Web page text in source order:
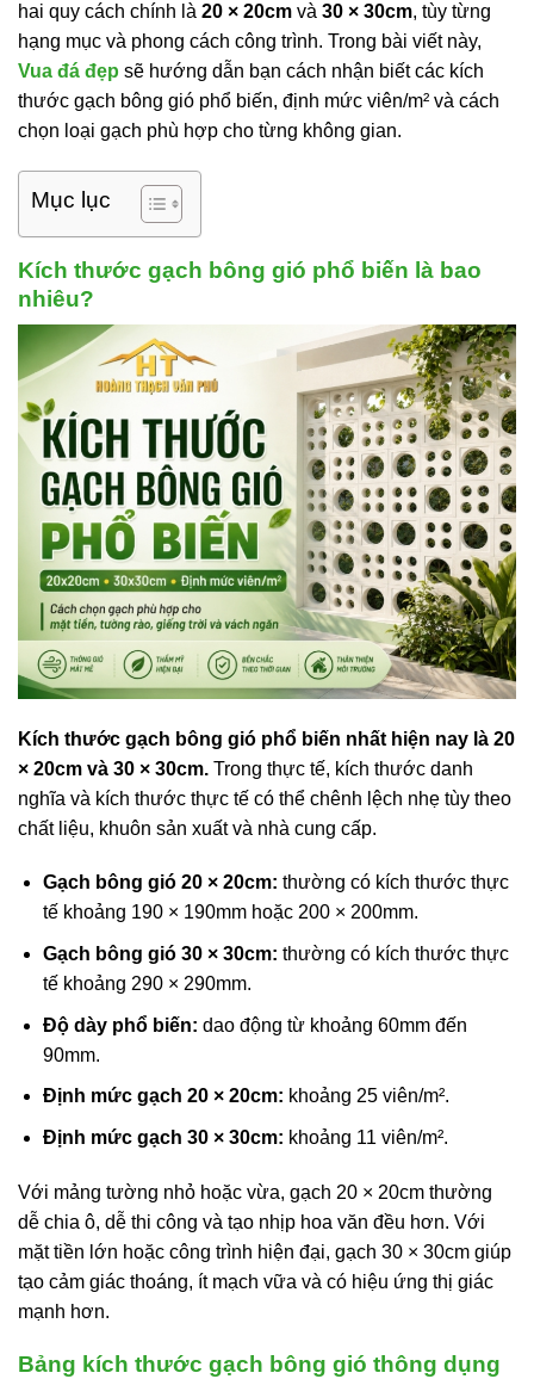
hai quy cách chính là 20 × 20cm và 30 × 30cm, tùy từng
hạng mục và phong cách công trình. Trong bài viết này,
Vua đá đẹp sẽ hướng dẫn bạn cách nhận biết các kích
thước gạch bông gió phổ biến, định mức viên/m² và cách
chọn loại gạch phù hợp cho từng không gian.
Mục lục
Kích thước gạch bông gió phổ biến là bao
nhiêu?
Kích thước gạch bông gió phổ biến nhất hiện nay là 20
× 20cm và 30 × 30cm. Trong thực tế, kích thước danh
nghĩa và kích thước thực tế có thể chênh lệch nhẹ tùy theo
chất liệu, khuôn sản xuất và nhà cung cấp.
Gạch bông gió 20 × 20cm: thường có kích thước thực
tế khoảng 190 × 190mm hoặc 200 × 200mm.
Gạch bông gió 30 × 30cm: thường có kích thước thực
tế khoảng 290 × 290mm.
Độ dày phổ biến: dao động từ khoảng 60mm đến
90mm.
Định mức gạch 20 × 20cm: khoảng 25 viên/m².
Định mức gạch 30 × 30cm: khoảng 11 viên/m².
Với mảng tường nhỏ hoặc vừa, gạch 20 × 20cm thường
dễ chia ô, dễ thi công và tạo nhịp hoa văn đều hơn. Với
mặt tiền lớn hoặc công trình hiện đại, gạch 30 × 30cm giúp
tạo cảm giác thoáng, ít mạch vữa và có hiệu ứng thị giác
mạnh hơn.
Bảng kích thước gạch bông gió thông dụng